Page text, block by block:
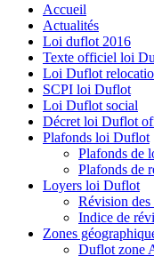
Accueil
Actualités
Loi duflot 2016
Texte officiel loi
Loi Duflot
SCPI loi Duflot
Loi Duflot social
Décret loi Duflot
Plafonds loi Duflot
Plafonds de
Plafonds de
Loyers loi Duflot
Révision
Indice de
Zones
Duflot zone